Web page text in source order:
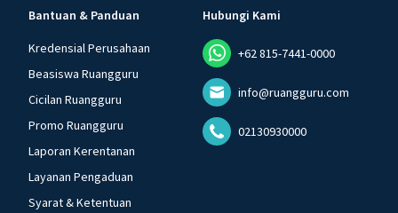
Bantuan & Panduan
Kredensial Perusahaan
Beasiswa Ruangguru
Cicilan Ruangguru
Promo Ruangguru
Laporan Kerentanan
Layanan Pengaduan
Syarat & Ketentuan
Hubungi Kami
+62 815-7441-0000
info@ruangguru.com
02130930000